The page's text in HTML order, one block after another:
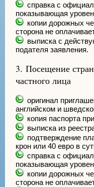
справка с
показывающая
копии дорожных
сторона не
выписка с
подателя заявления.
3. Посещение
частного лица
оригинал
английском и
копия паспорта
выписка из
подтверждение
крон или 40 евро в
справка с
показывающая
копии дорожных
сторона не